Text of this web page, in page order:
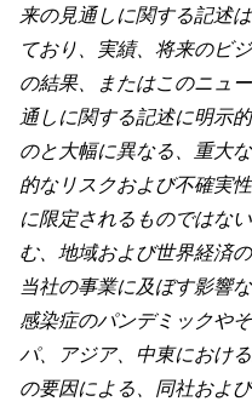
来の見通しに関する記述
ており、実績、将来のビ
の結果、またはこのニュ
通しに関する記述に明示
のと大幅に異なる、重大
的なリスクおよび不確実
に限定されるものではな
む、地域および世界経済
当社の事業に及ぼす影響
感染症のパンデミックや
パ、アジア、中東におけ
の要因による、同社およ